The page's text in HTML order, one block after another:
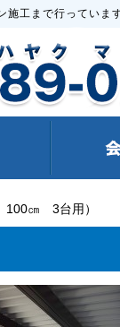
施工まで行っていま
㎝ 3台用）